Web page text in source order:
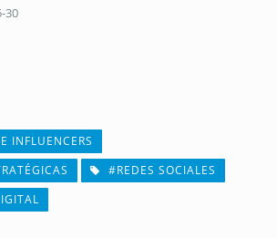
30
INFLUENCERS
#REDES SOCIALES